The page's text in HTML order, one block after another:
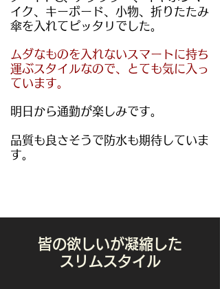
イク、キーボード、小物、折りたたみ
傘を入れてピッタリでした。
ムダなものを入れないスマートに持ち
運ぶスタイルなので、とても気に入っ
ています。
明日から通勤が楽しみです。
品質も良さそうで防水も期待していま
す。
皆の欲しいが凝縮した
スリムスタイル